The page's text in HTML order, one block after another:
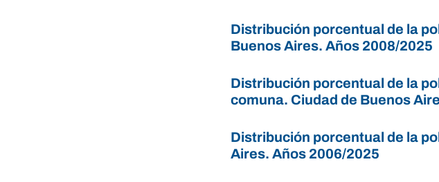
Distribución porcentual de la
Buenos Aires. Años 2008/2025
Distribución porcentual de la
comuna. Ciudad de Buenos
Distribución porcentual de la
Aires. Años 2006/2025